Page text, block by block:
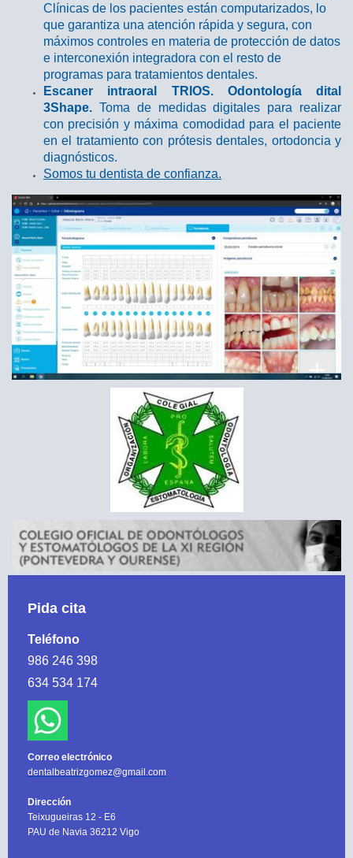
Clínicas de los pacientes están computarizados, lo
que garantiza una atención rápida y segura, con
máximos controles en materia de protección de datos
e interconexión integradora con el resto de
programas para tratamientos dentales.
Escaner intraoral TRIOS. Odontología dital
3Shape. Toma de medidas digitales para realizar
con precisión y máxima comodidad para el paciente
en el tratamiento con prótesis dentales, ortodoncia y
diagnósticos.
Somos tu dentista de confianza.
Pida cita
Teléfono
986 246 398
634 534 174
Correo electrónico
dentalbeatrizgomez@gmail.com
Dirección
Teixugueiras 12 - E6
PAU de Navia 36212 Vigo